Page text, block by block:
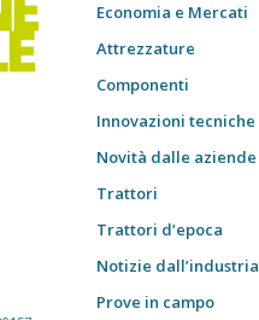
Economia e Mercati
Attrezzature
Componenti
Innovazioni tecniche
Novità dalle aziende
Trattori
Trattori d’epoca
Notizie dall’industria
Prove in campo